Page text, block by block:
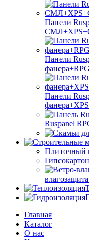
Панели
Панели
фанера+RPG
Панели
Ruspanel
Плиточный
Главная
Каталог
О нас